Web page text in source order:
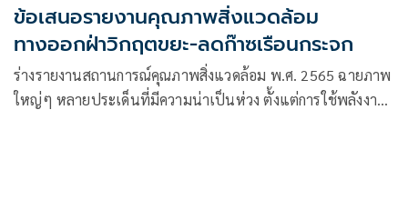
ข้อเสนอรายงานคุณภาพสิ่งแวดล้อม
ทางออกฝ่าวิกฤตขยะ-ลดก๊าซเรือนกระจก
ร่างรายงานสถานการณ์คุณภาพสิ่งแวดล้อม พ.ศ. 2565 ฉายภาพ
ใหญ่ๆ หลายประเด็นที่มีความน่าเป็นห่วง ตั้งแต่การใช้พลังงาน